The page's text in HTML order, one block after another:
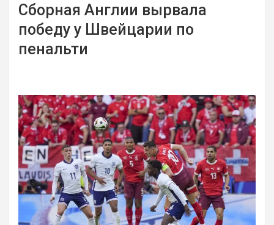
Сборная Англии вырвала
победу у Швейцарии по
пенальти